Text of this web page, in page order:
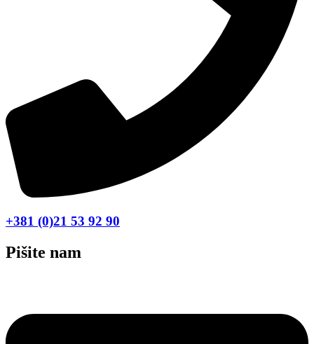
+381 (0)21 53 92 90
Pišite nam